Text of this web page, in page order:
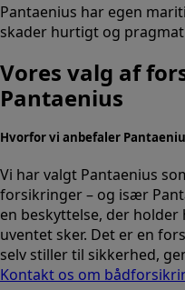
Pantaenius har egen
skader hurtigt og
Vores valg af
Pantaenius
Hvorfor vi anbefaler
Vi har valgt Pantaenius
forsikringer – og især
en beskyttelse, der holder
uventet sker. Det er en
selv stiller til sikkerhed,
Kontakt os om